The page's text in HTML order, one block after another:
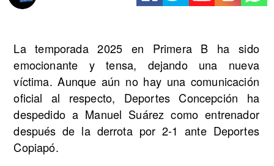
La temporada 2025 en Primera B ha sido
emocionante y tensa, dejando una nueva
víctima. Aunque aún no hay una comunicación
oficial al respecto, Deportes Concepción ha
despedido a Manuel Suárez como entrenador
después de la derrota por 2-1 ante Deportes
Copiapó.